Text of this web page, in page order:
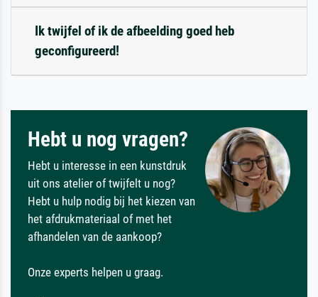
Ik twijfel of ik de afbeelding goed heb
geconfigureerd!
Hebt u nog vragen?
Hebt u interesse in een kunstdruk
uit ons atelier of twijfelt u nog?
Hebt u hulp nodig bij het kiezen van
het afdrukmateriaal of met het
afhandelen van de aankoop?
Onze experts helpen u graag.